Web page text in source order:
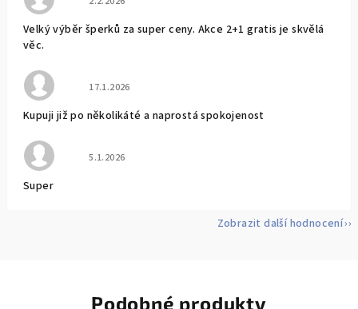
Velký výběr šperků za super ceny. Akce 2+1 gratis je skvělá
věc.
Hodnocení obchodu je 5 z 5 hvězdiček.
17.1.2026
Kupuji již po několikáté a naprostá spokojenost
Hodnocení obchodu je 5 z 5 hvězdiček.
5.1.2026
Super
Zobrazit další hodnocení
Podobné produkty